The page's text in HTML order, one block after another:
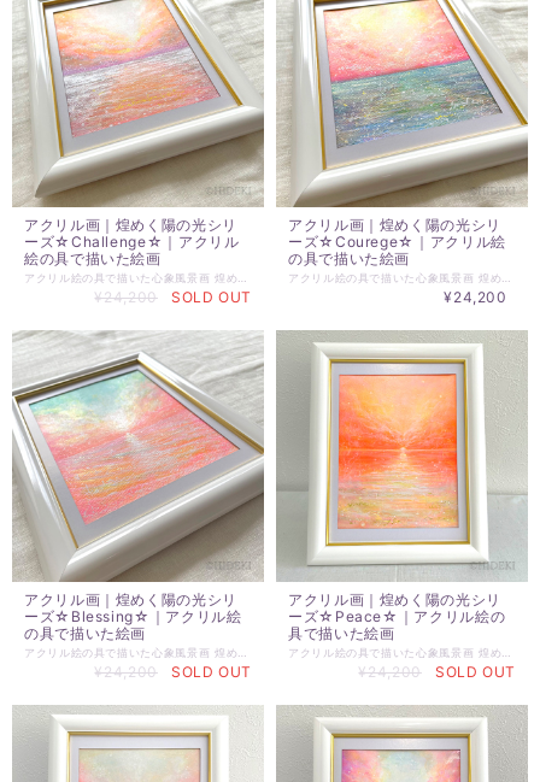
アクリル画｜煌めく陽の光シリ
ーズ☆Challenge☆｜アクリル
絵の具で描いた絵画
¥24,200 SOLD OUT
アクリル画｜煌めく陽の光シリ
ーズ☆Courege☆｜アクリル絵
の具で描いた絵画
¥24,200
アクリル画｜煌めく陽の光シリ
ーズ☆Blessing☆｜アクリル絵
の具で描いた絵画
¥24,200 SOLD OUT
アクリル画｜煌めく陽の光シリ
ーズ☆Peace☆｜アクリル絵の
具で描いた絵画
¥24,200 SOLD OUT